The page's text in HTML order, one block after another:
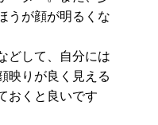
うが顔が明るくな
どして、自分には
映りが良く見える
おくと良いです